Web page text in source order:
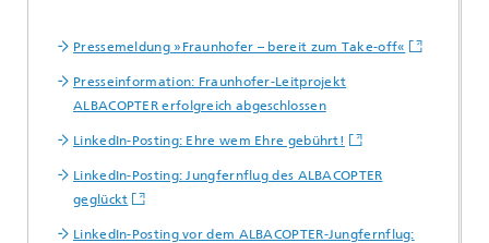
Pressemeldung »Fraunhofer – bereit zum Take-off«
Presseinformation: Fraunhofer-Leitprojekt
ALBACOPTER erfolgreich abgeschlossen
LinkedIn-Posting: Ehre wem Ehre gebührt!
LinkedIn-Posting: Jungfernflug des ALBACOPTER
geglückt
LinkedIn-Posting vor dem ALBACOPTER-Jungfernflug: